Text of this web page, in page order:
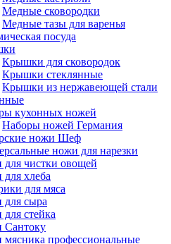
Медные сковородки
Медные тазы для варенья
посуда
Крышки для сковородок
Крышки стеклянные
Крышки из нержавеющей стали
кухонных ножей
Наборы ножей Германия
ножи Шеф
ножи для нарезки
чистки овощей
хлеба
для мяса
сыра
стейка
профессиональные